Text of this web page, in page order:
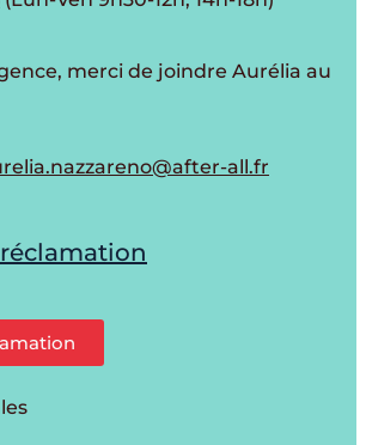
merci de joindre Aurélia au
all.fr